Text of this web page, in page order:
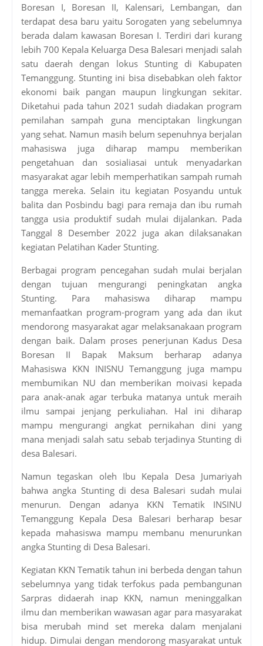
Boresan I, Boresan II, Kalensari, Lembangan, dan
terdapat desa baru yaitu Sorogaten yang sebelumnya
berada dalam kawasan Boresan I. Terdiri dari kurang
lebih 700 Kepala Keluarga Desa Balesari menjadi salah
satu daerah dengan lokus Stunting di Kabupaten
Temanggung. Stunting ini bisa disebabkan oleh faktor
ekonomi baik pangan maupun lingkungan sekitar.
Diketahui pada tahun 2021 sudah diadakan program
pemilahan sampah guna menciptakan lingkungan
yang sehat. Namun masih belum sepenuhnya berjalan
mahasiswa juga diharap mampu memberikan
pengetahuan dan sosialiasai untuk menyadarkan
masyarakat agar lebih memperhatikan sampah rumah
tangga mereka. Selain itu kegiatan Posyandu untuk
balita dan Posbindu bagi para remaja dan ibu rumah
tangga usia produktif sudah mulai dijalankan. Pada
Tanggal 8 Desember 2022 juga akan dilaksanakan
kegiatan Pelatihan Kader Stunting.
Berbagai program pencegahan sudah mulai berjalan
dengan tujuan mengurangi peningkatan angka
Stunting. Para mahasiswa diharap mampu
memanfaatkan program-program yang ada dan ikut
mendorong masyarakat agar melaksanakaan program
dengan baik. Dalam proses penerjunan Kadus Desa
Boresan II Bapak Maksum berharap adanya
Mahasiswa KKN INISNU Temanggung juga mampu
membumikan NU dan memberikan moivasi kepada
para anak-anak agar terbuka matanya untuk meraih
ilmu sampai jenjang perkuliahan. Hal ini diharap
mampu mengurangi angkat pernikahan dini yang
mana menjadi salah satu sebab terjadinya Stunting di
desa Balesari.
Namun tegaskan oleh Ibu Kepala Desa Jumariyah
bahwa angka Stunting di desa Balesari sudah mulai
menurun. Dengan adanya KKN Tematik INSINU
Temanggung Kepala Desa Balesari berharap besar
kepada mahasiswa mampu membanu menurunkan
angka Stunting di Desa Balesari.
Kegiatan KKN Tematik tahun ini berbeda dengan tahun
sebelumnya yang tidak terfokus pada pembangunan
Sarpras didaerah inap KKN, namun meninggalkan
ilmu dan memberikan wawasan agar para masyarakat
bisa merubah mind set mereka dalam menjalani
hidup. Dimulai dengan mendorong masyarakat untuk